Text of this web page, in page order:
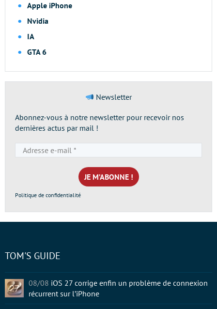
Apple iPhone
Nvidia
IA
GTA 6
Newsletter
Abonnez-vous à notre newsletter pour recevoir nos
dernières actus par mail !
e-
mail
*
Politique de confidentialité
TOM'S GUIDE
08/08 iOS 27 corrige enfin un problème de connexion
récurrent sur l’iPhone